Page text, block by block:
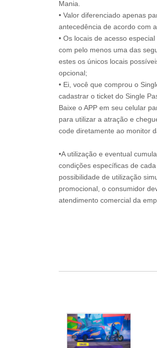
Mania.
• Valor diferenciado apenas
antecedência de acordo com
• Os locais de acesso
com pelo menos uma das
estes os únicos locais
opcional;
• Ei, você que comprou o
cadastrar o ticket do Single
Baixe o APP em seu celular
para utilizar a atração e
code diretamente ao monitor
•A utilização e eventual
condições específicas de
possibilidade de utilização
promocional, o consumidor
atendimento comercial da